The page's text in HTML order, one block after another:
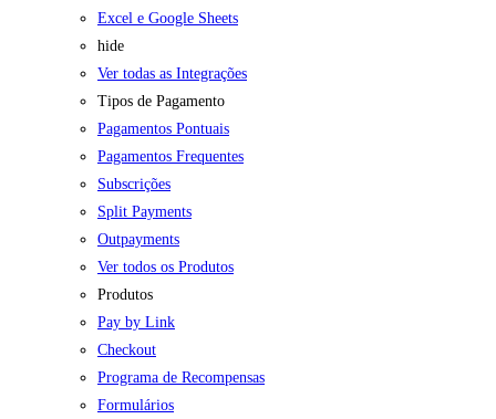
Excel e Google Sheets
hide
Ver todas as Integrações
Tipos de Pagamento
Pagamentos Pontuais
Pagamentos Frequentes
Subscrições
Split Payments
Outpayments
Ver todos os Produtos
Produtos
Pay by Link
Checkout
Programa de Recompensas
Formulários